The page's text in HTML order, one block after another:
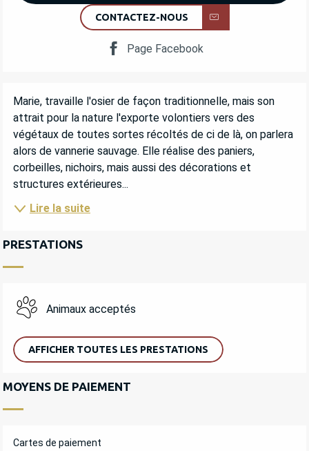
CONTACTEZ-NOUS
Page Facebook
DESCRIPTION
Marie, travaille l'osier de façon traditionnelle, mais son
attrait pour la nature l'exporte volontiers vers des
végétaux de toutes sortes récoltés de ci de là, on parlera
alors de vannerie sauvage. Elle réalise des paniers,
corbeilles, nichoirs, mais aussi des décorations et
structures extérieures...
Lire la suite
PRESTATIONS
Animaux acceptés
AFFICHER TOUTES LES PRESTATIONS
MOYENS DE PAIEMENT
Cartes de paiement